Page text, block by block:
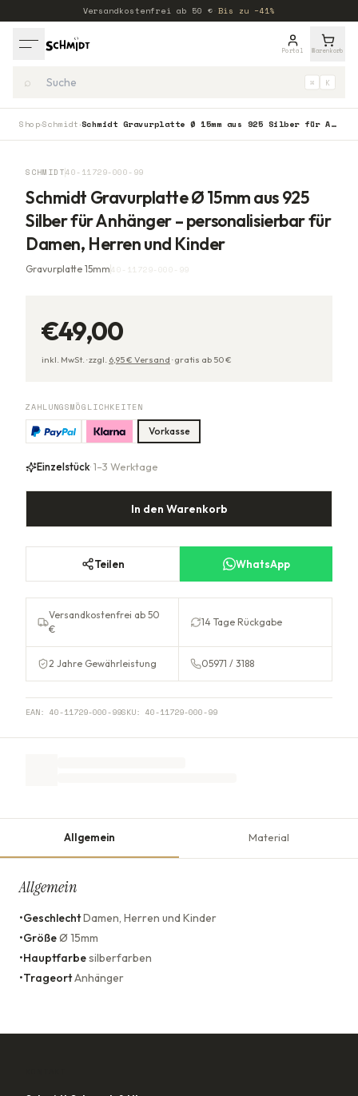
Versandkostenfrei ab 50 € Bis zu −41%
Portal Warenkorb
⌕ ⌘ K
Shop›Schmidt › Schmidt Gravurplatte Ø 15mm aus 925 Silber für Anhänger – personalisierbar für Damen, Herren und Kinder
SCHMIDT40-11729-000-99
Schmidt Gravurplatte Ø 15mm aus 925
Silber für Anhänger – personalisierbar für
Damen, Herren und Kinder
Gravurplatte 15mm40-11729-000-99
€49,00
inkl. MwSt. ·zzgl. 6,95€ Versand ·gratis ab 50€
ZAHLUNGSMÖGLICHKEITEN
Vorkasse
Einzelstück· 1–3 Werktage
In den Warenkorb
Teilen WhatsApp
Versandkostenfrei ab 50
€
14 Tage Rückgabe
2 Jahre Gewährleistung 05971 / 3188
EAN: 40-11729-000-99SKU: 40-11729-000-99
Allgemein Material
Allgemein
•GeschlechtDamen, Herren und Kinder
•GrößeØ 15mm
•Hauptfarbesilberfarben
•TrageortAnhänger